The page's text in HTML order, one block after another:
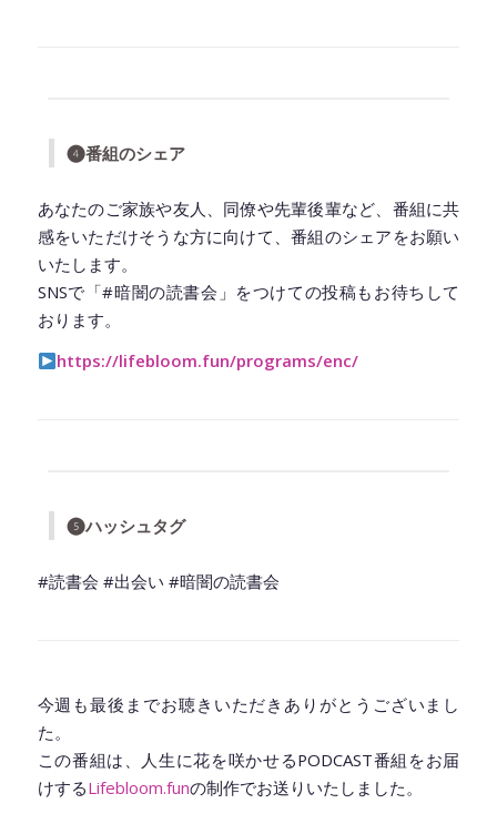
❹番組のシェア
あなたのご家族や友人、同僚や先輩後輩など、番組に共
感をいただけそうな方に向けて、番組のシェアをお願い
いたします。
SNSで「#暗闇の読書会」をつけての投稿もお待ちして
おります。
https://lifebloom.fun/programs/enc/
❺ハッシュタグ
#読書会 #出会い #暗闇の読書会
今週も最後までお聴きいただきありがとうございまし
た。
この番組は、人生に花を咲かせるPODCAST番組をお届
けするLifebloom.funの制作でお送りいたしました。